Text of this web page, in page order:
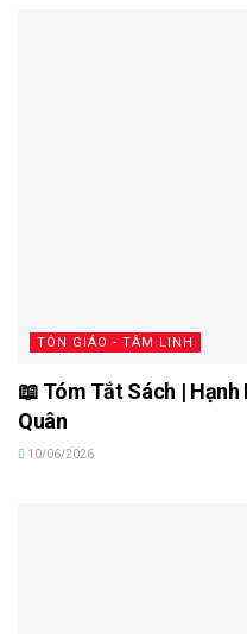
TÔN GIÁO - TÂM LINH
📖 Tóm Tắt Sách |
Quân
10/06/2026